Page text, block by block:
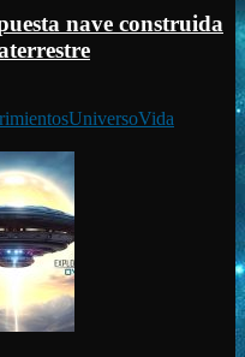
nave construida
UniversoVida